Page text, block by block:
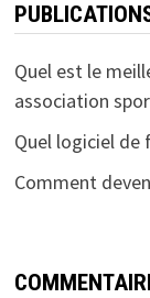
Quel est le
association
Quel logiciel de
Comment